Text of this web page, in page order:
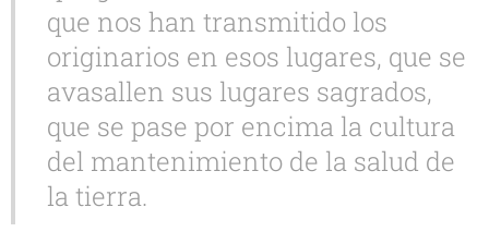
que nos han transmitido los
originarios en esos lugares, que se
avasallen sus lugares sagrados,
que se pase por encima la cultura
del mantenimiento de la salud de
la tierra.